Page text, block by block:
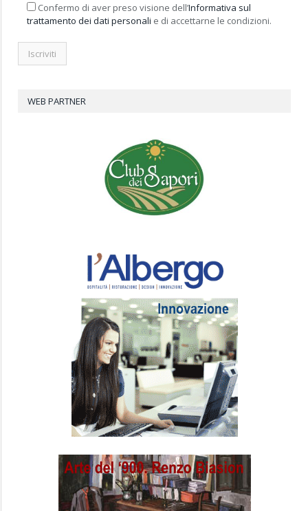
Confermo di aver preso visione dell’Informativa sul
trattamento dei dati personali e di accettarne le condizioni.
WEB PARTNER